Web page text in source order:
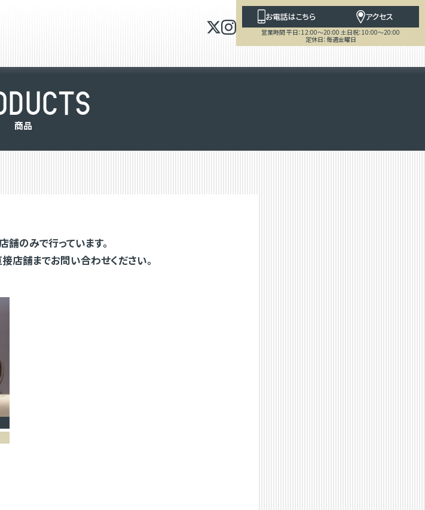
お電話はこちら アクセス
営業時間 平日：12:00～20:00 土日祝：10:00～20:00
定休日：毎週金曜日
DUCTS
商品
舗のみで行っています。
店舗までお問い合わせください。